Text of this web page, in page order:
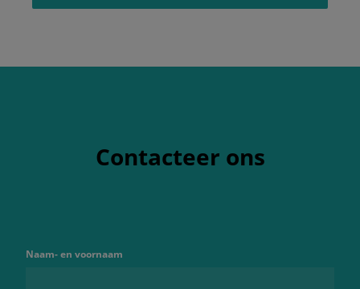
Contacteer ons
Naam- en voornaam